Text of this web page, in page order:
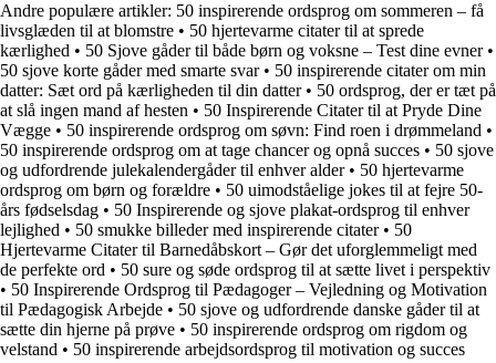
Andre populære artikler: 50 inspirerende ordsprog om sommeren – få
livsglæden til at blomstre • 50 hjertevarme citater til at sprede
kærlighed • 50 Sjove gåder til både børn og voksne – Test dine evner•
50 sjove korte gåder med smarte svar• 50 inspirerende citater om min
datter: Sæt ord på kærligheden til din datter• 50 ordsprog, der er tæt på
at slå ingen mand af hesten • 50 Inspirerende Citater til at Pryde Dine
Vægge • 50 inspirerende ordsprog om søvn: Find roen i drømmeland •
50 inspirerende ordsprog om at tage chancer og opnå succes • 50 sjove
og udfordrende julekalendergåder til enhver alder• 50 hjertevarme
ordsprog om børn og forældre • 50 uimodståelige jokes til at fejre 50-
års fødselsdag • 50 Inspirerende og sjove plakat-ordsprog til enhver
lejlighed • 50 smukke billeder med inspirerende citater• 50
Hjertevarme Citater til Barnedåbskort – Gør det uforglemmeligt med
de perfekte ord • 50 sure og søde ordsprog til at sætte livet i perspektiv
• 50 Inspirerende Ordsprog til Pædagoger – Vejledning og Motivation
til Pædagogisk Arbejde • 50 sjove og udfordrende danske gåder til at
sætte din hjerne på prøve • 50 inspirerende ordsprog om rigdom og
velstand • 50 inspirerende arbejdsordsprog til motivation og succes